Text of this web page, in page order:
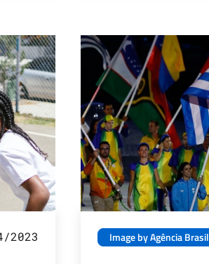
2023 Image by Agência